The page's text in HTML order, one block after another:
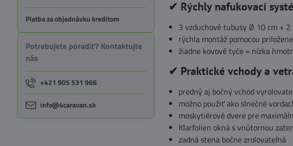
✔ Rýchly nafukovací
3 vzduchové tubusy Ø 10 cm +
rýchla montáž pomocou
žiadne kovové tyče = nízka
✔ Praktické vchody a
predný aj bočný vchod
možno použiť ako slnečné
moskytiérové dvere pre
Klarfolien okná s vnútornou
zadná stena bočne zrolovateľná
Platba za objednávku kreditom
Potrebujete poradiť? Kontaktujte
nás
+421 905 531 966
info@4caravan.sk